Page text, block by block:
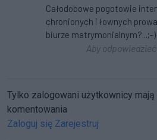
Całodobowe pogotowie
chronionych i łownych
biurze matrymonialnym?...;-)
Aby
Tylko zalogowani użytkownicy
komentowania
Zaloguj się Zarejestruj